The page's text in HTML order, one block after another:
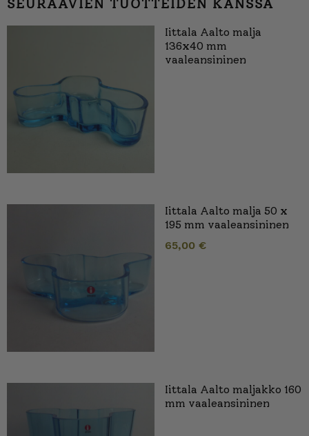
SEURAAVIEN TUOTTEIDEN KANSSA
Iittala Aalto malja
136x40 mm
vaaleansininen
Iittala Aalto malja 50 x
195 mm vaaleansininen
65,00 €
Iittala Aalto maljakko 160
mm vaaleansininen